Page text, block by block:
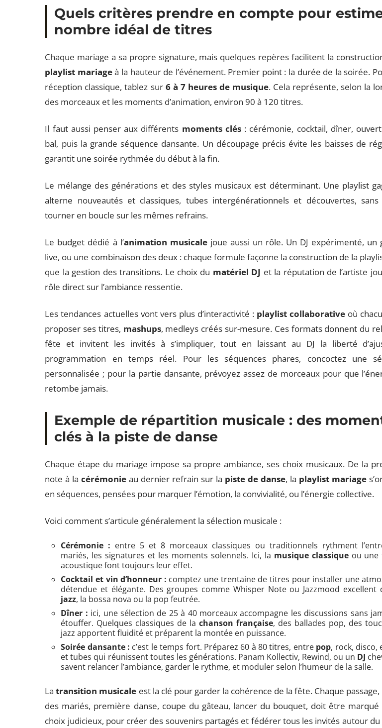
Quels critères prendre en compte pour
nombre idéal de titres
Chaque mariage a sa propre signature, mais quelques repères facilitent la
playlist mariageà la hauteur de l’événement. Premier point : la durée de la soirée.
réception classique, tablez sur 6 à 7 heures de musique. Cela représente, selon la
des morceaux et les moments d’animation, environ 90 à 120 titres.
Il faut aussi penser aux différents moments clés: cérémonie, cocktail, dîner,
bal, puis la grande séquence dansante. Un découpage précis évite les baisses de
garantit une soirée rythmée du début à la fin.
Le mélange des générations et des styles musicaux est déterminant. Une playlist
alterne nouveautés et classiques, tubes intergénérationnels et découvertes, sans
tourner en boucle sur les mêmes refrains.
Le budget dédié à l’animation musicalejoue aussi un rôle. Un DJ expérimenté, un
live, ou une combinaison des deux : chaque formule façonne la construction de la
que la gestion des transitions. Le choix du matériel DJ et la réputation de l’artiste
rôle direct sur l’ambiance ressentie.
Les tendances actuelles vont vers plus d’interactivité : playlist collaborative où
proposer ses titres, mashups, medleys créés sur-mesure. Ces formats donnent du
fête et invitent les invités à s’impliquer, tout en laissant au DJ la liberté
programmation en temps réel. Pour les séquences phares, concoctez une
personnalisée ; pour la partie dansante, prévoyez assez de morceaux pour que
retombe jamais.
Exemple de répartition musicale : des
clés à la piste de danse
Chaque étape du mariage impose sa propre ambiance, ses choix musicaux. De la
note à lacérémonie au dernier refrain sur la piste de danse, la playlist mariage
en séquences, pensées pour marquer l’émotion, la convivialité, ou l’énergie collective.
Voici comment s’articule généralement la sélection musicale :
Cérémonie : entre 5 et 8 morceaux classiques ou traditionnels rythment
mariés, les signatures et les moments solennels. Ici, la musique classiqueou une
acoustique font toujours leur effet.
Cocktail et vin d’honneur : comptez une trentaine de titres pour installer une
détendue et élégante. Des groupes comme Whisper Note ou Jazzmood excellent
jazz, la bossa nova ou la pop feutrée.
Dîner : ici, une sélection de 25 à 40 morceaux accompagne les discussions sans
étouffer. Quelques classiques de lachanson française, des ballades pop, des
jazz apportent fluidité et préparent la montée en puissance.
Soirée dansante : c’est le temps fort. Préparez 60 à 80 titres, entre pop, rock, disco,
et tubes qui réunissent toutes les générations. Panam Kollectiv, Rewind, ou un DJ
savent relancer l’ambiance, garder le rythme, et moduler selon l’humeur de la salle.
Latransition musicale est la clé pour garder la cohérence de la fête. Chaque
des mariés, première danse, coupe du gâteau, lancer du bouquet, doit être marqué
choix judicieux, pour créer des souvenirs partagés et fédérer tous les invités autour